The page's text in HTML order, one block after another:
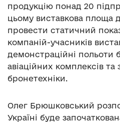
продукцію понад 20
цьому виставкова площа
провести статичний
компаній-учасників
демонстраційні польоти
авіаційних комплексів та
бронетехніки.
Олег Брюшковський
Україні буде